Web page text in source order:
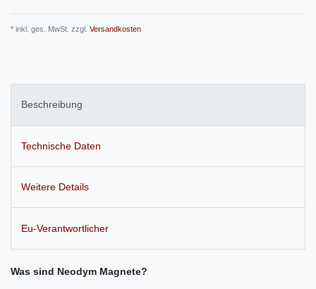
* inkl. ges. MwSt. zzgl. Versandkosten
Beschreibung
Technische Daten
Weitere Details
Eu-Verantwortlicher
Was sind Neodym Magnete?